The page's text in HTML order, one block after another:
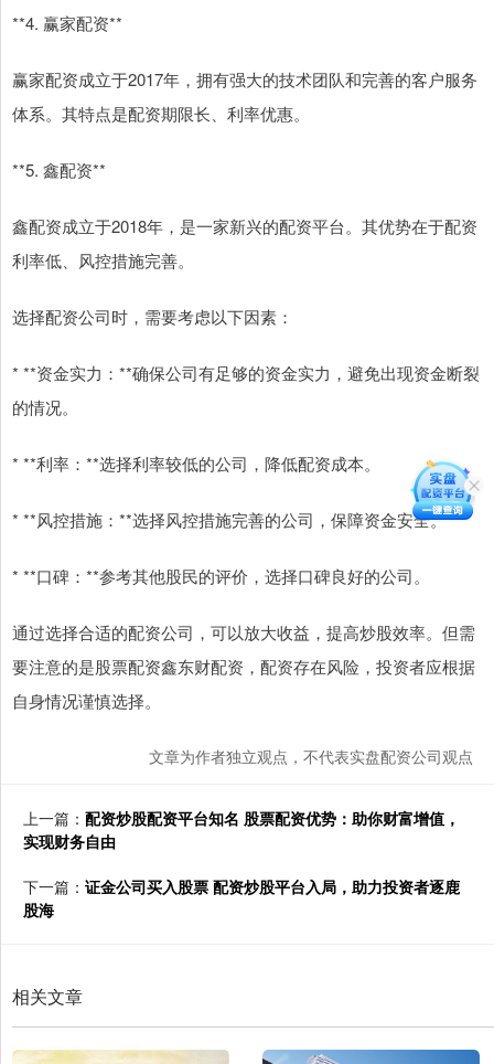
**4. 赢家配资**
赢家配资成立于2017年，拥有强大的技术团队和完善的客户服务
体系。其特点是配资期限长、利率优惠。
**5. 鑫配资**
鑫配资成立于2018年，是一家新兴的配资平台。其优势在于配资
利率低、风控措施完善。
选择配资公司时，需要考虑以下因素：
* **资金实力：**确保公司有足够的资金实力，避免出现资金断裂
的情况。
* **利率：**选择利率较低的公司，降低配资成本。
* **风控措施：**选择风控措施完善的公司，保障资金安全。
* **口碑：**参考其他股民的评价，选择口碑良好的公司。
通过选择合适的配资公司，可以放大收益，提高炒股效率。但需
要注意的是股票配资鑫东财配资，配资存在风险，投资者应根据
自身情况谨慎选择。
文章为作者独立观点，不代表实盘配资公司观点
上一篇： 配资炒股配资平台知名 股票配资优势：助你财富增值，
实现财务自由
下一篇： 证金公司买入股票 配资炒股平台入局，助力投资者逐鹿
股海
相关文章